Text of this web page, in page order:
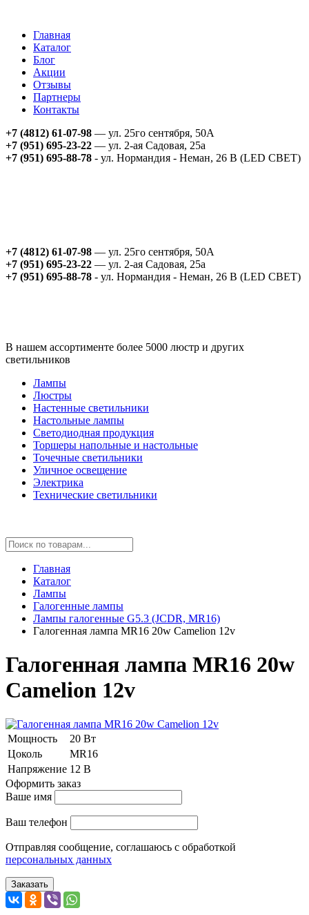
Главная
Каталог
Блог
Акции
Отзывы
Партнеры
Контакты
+7 (4812) 61-07-98 — ул. 25го сентября, 50А
+7 (951) 695-23-22 — ул. 2-ая Садовая, 25а
+7 (951) 695-88-78 - ул. Нормандия - Неман, 26 В (LED СВЕТ)
+7 (4812) 61-07-98 — ул. 25го сентября, 50А
+7 (951) 695-23-22 — ул. 2-ая Садовая, 25а
+7 (951) 695-88-78 - ул. Нормандия - Неман, 26 В (LED СВЕТ)
В нашем ассортименте более 5000 люстр и других
светильников
Лампы
Люстры
Настенные светильники
Настольные лампы
Светодиодная продукция
Торшеры напольные и настольные
Точечные светильники
Уличное освещение
Электрика
Технические светильники
Главная
Каталог
Лампы
Галогенные лампы
Лампы галогенные G5.3 (JCDR, MR16)
Галогенная лампа MR16 20w Camelion 12v
Галогенная лампа MR16 20w
Camelion 12v
Мощность
20 Вт
Цоколь
MR16
Напряжение 12 В
Оформить заказ
Ваше имя
Ваш телефон
Отправляя сообщение, соглашаюсь с обработкой
персональных данных
Заказать